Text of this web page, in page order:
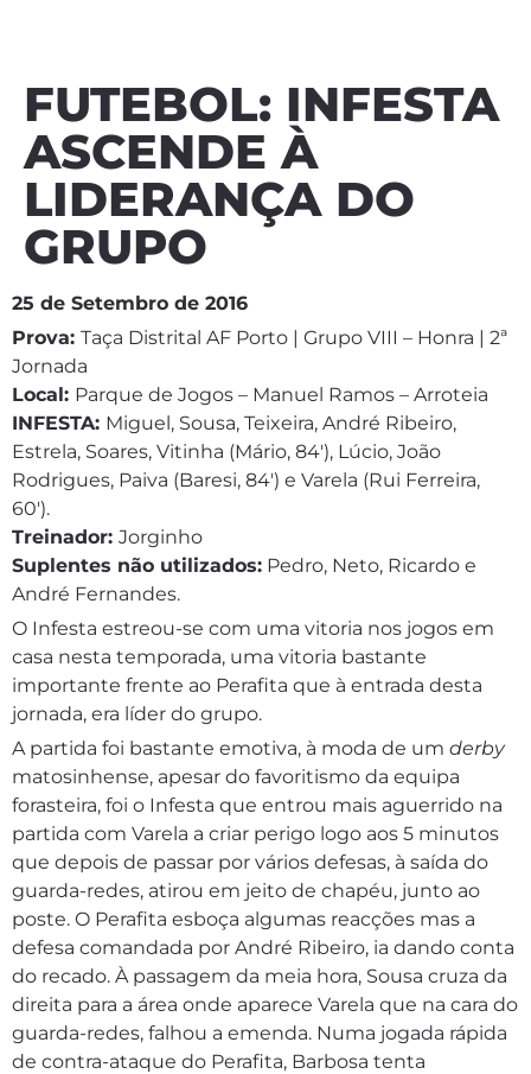
FUTEBOL: INFESTA
ASCENDE À
LIDERANÇA DO
GRUPO
25 de Setembro de 2016
Prova: Taça Distrital AF Porto | Grupo VIII – Honra | 2ª
Jornada
Local: Parque de Jogos – Manuel Ramos – Arroteia
INFESTA: Miguel, Sousa, Teixeira, André Ribeiro,
Estrela, Soares, Vitinha (Mário, 84′), Lúcio, João
Rodrigues, Paiva (Baresi, 84′) e Varela (Rui Ferreira,
60′).
Treinador: Jorginho
Suplentes não utilizados: Pedro, Neto, Ricardo e
André Fernandes.
O Infesta estreou-se com uma vitoria nos jogos em
casa nesta temporada, uma vitoria bastante
importante frente ao Perafita que à entrada desta
jornada, era líder do grupo.
A partida foi bastante emotiva, à moda de um derby
matosinhense, apesar do favoritismo da equipa
forasteira, foi o Infesta que entrou mais aguerrido na
partida com Varela a criar perigo logo aos 5 minutos
que depois de passar por vários defesas, à saída do
guarda-redes, atirou em jeito de chapéu, junto ao
poste. O Perafita esboça algumas reacções mas a
defesa comandada por André Ribeiro, ia dando conta
do recado. À passagem da meia hora, Sousa cruza da
direita para a área onde aparece Varela que na cara do
guarda-redes, falhou a emenda. Numa jogada rápida
de contra-ataque do Perafita, Barbosa tenta